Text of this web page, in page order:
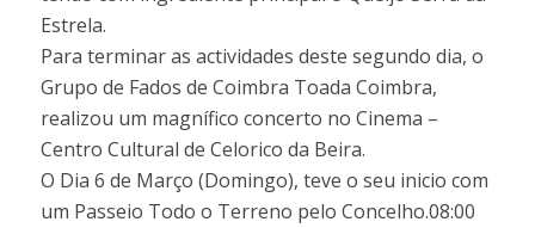
Estrela.
Para terminar as actividades deste segundo dia, o
Grupo de Fados de Coimbra Toada Coimbra,
realizou um magnífico concerto no Cinema –
Centro Cultural de Celorico da Beira.
O Dia 6 de Março (Domingo), teve o seu inicio com
um Passeio Todo o Terreno pelo Concelho.08:00